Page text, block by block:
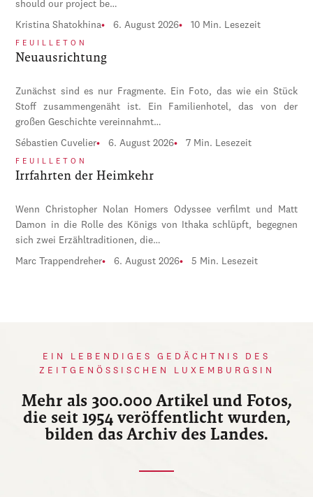
should our project be…
Kristina Shatokhina 6. August 2026 10 Min. Lesezeit
FEUILLETON
Neuausrichtung
Zunächst sind es nur Fragmente. Ein Foto, das wie ein Stück
Stoff zusammengenäht ist. Ein Familienhotel, das von der
großen Geschichte vereinnahmt…
Sébastien Cuvelier 6. August 2026 7 Min. Lesezeit
FEUILLETON
Irrfahrten der Heimkehr
Wenn Christopher Nolan Homers Odyssee verfilmt und Matt
Damon in die Rolle des Königs von Ithaka schlüpft, begegnen
sich zwei Erzähltraditionen, die…
Marc Trappendreher 6. August 2026 5 Min. Lesezeit
EIN LEBENDIGES GEDÄCHTNIS DES
ZEITGENÖSSISCHEN LUXEMBURGSIN
Mehr als 300.000 Artikel und Fotos,
die seit 1954 veröffentlicht wurden,
bilden das Archiv des Landes.